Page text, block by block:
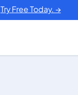
Try Free Today. →